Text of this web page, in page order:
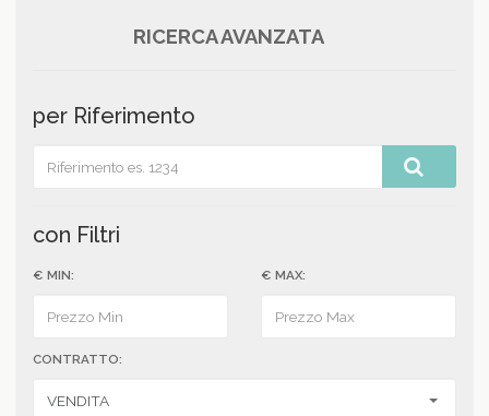
RICERCA AVANZATA
per Riferimento
con Filtri
€ MIN: € MAX:
CONTRATTO: